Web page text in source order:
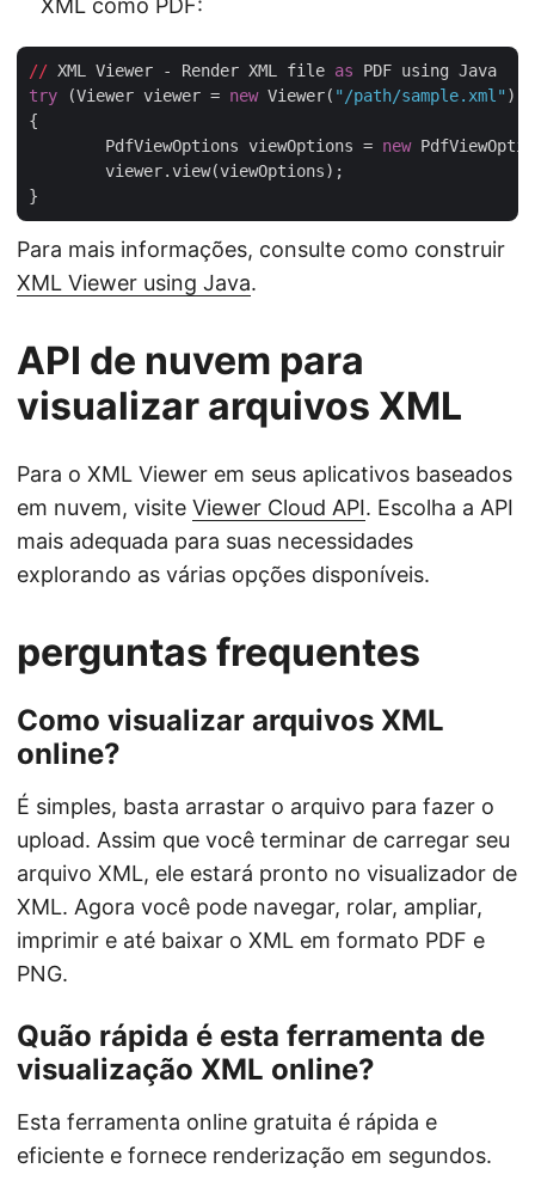
XML como PDF:
// XML Viewer - Render XML file as
try (Viewer viewer = new Viewer( "/path/sample.xml" ))
{
	PdfViewOptions viewOptions =
new
Para mais informações, consulte como construir
XML Viewer using Java.
API de nuvem para
visualizar arquivos XML
Para o XML Viewer em seus aplicativos baseados
em nuvem, visite Viewer Cloud API. Escolha a API
mais adequada para suas necessidades
explorando as várias opções disponíveis.
perguntas frequentes
Como visualizar arquivos XML
online?
É simples, basta arrastar o arquivo para fazer o
upload. Assim que você terminar de carregar seu
arquivo XML, ele estará pronto no visualizador de
XML. Agora você pode navegar, rolar, ampliar,
imprimir e até baixar o XML em formato PDF e
PNG.
Quão rápida é esta ferramenta de
visualização XML online?
Esta ferramenta online gratuita é rápida e
eficiente e fornece renderização em segundos.